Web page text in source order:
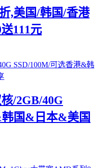
,美国/韩国/香港
111元
/2GB/40G
国&日本&美国